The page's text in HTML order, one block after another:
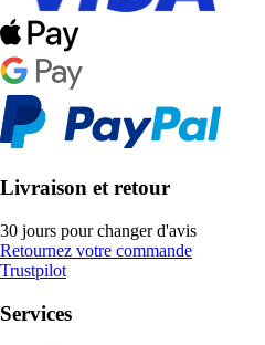
Livraison et retour
30 jours pour changer d'avis
Retournez votre commande
Trustpilot
Services